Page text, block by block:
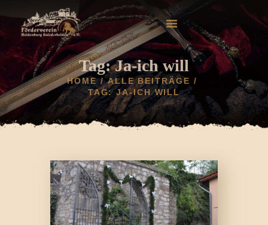
Tag: Ja-ich will
HOME
ALLE BEITRÄGE
TAG: JA-ICH WILL
HOME
AKTUELLES
HISTORIE
VEREIN
GALERIE